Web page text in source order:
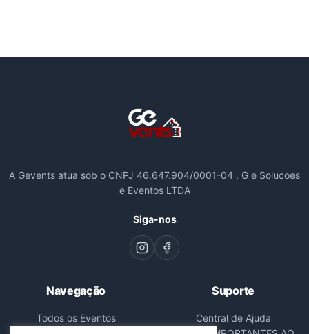
A Gevents atua sob o CNPJ 46.647.904/0001-04 , G e Solucoes
e Eventos LTDA
Siga-nos
Navegação
Todos os Eventos
Suporte
Central de Ajuda